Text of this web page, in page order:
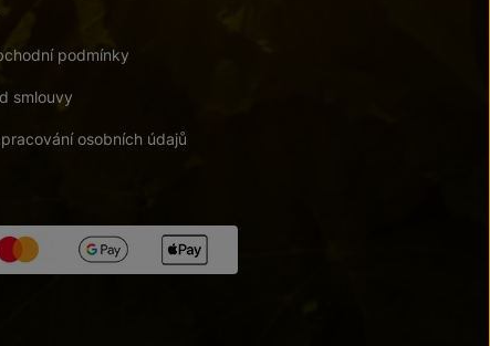
podmínky
smlouvy
osobních údajů